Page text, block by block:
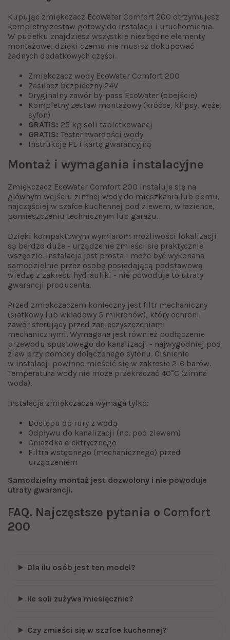
Kupując zmiękczacz EcoWater Comfort 200 otrzymujesz
kompletny zestaw gotowy do instalacji i uruchomienia.
W pudełku znajdziesz wszystkie niezbędne elementy
montażowe, dzięki czemu nie musisz dokupować
żadnych dodatkowych części.
Zmiękczacz wody EcoWater Comfort 200
Zasilacz bezpieczny 24V
Oryginalny zawór by-pass EcoWater (obejście)
Kompletny zestaw montażowy (króćce, klipsy, węże,
syfon)
GRATIS: 25 kg soli tabletkowanej
GRATIS: Tester twardości wody
Instrukcję PL i kartę gwarancyjną
Montaż i wymagania instalacyjne
Zmiękczacz EcoWater Comfort 200 instaluje się na
głównym wejściu zimnej wody do mieszkania lub domu,
najczęściej w szafce kuchennej pod zlewem, w łazience,
pomieszczeniu technicznym lub garażu.
Dzięki kompaktowym wymiarom możliwości lokalizacji
są bardzo duże - urządzenie zmieści się praktycznie
wszędzie. Instalacja jest prosta i może być wykonana
samodzielnie przez osobę posiadającą podstawową
wiedzę z zakresu hydrauliki - nie powoduje to utraty
gwarancji producenta.
Przed zmiękczaczem konieczny jest filtr mechaniczny
(siatkowy lub wkładowy 5 mikronów), który ochroni
zawór sterujący przed zanieczyszczeniami
mechanicznymi. Wymagane jest również podłączenie
przewodu spustowego do kanalizacji - najwygodniej pod
zlew przy pomocy dołączonego syfonu. Ciśnienie
w instalacji powinno mieścić się w zakresie 2-6 barów.
Temperatura wody nie może przekraczać 40°C (zimna
woda).
Instalacja zmiękczacza wymaga tylko:
Dostępu do rury z wodą
Odpływu do kanalizacji (np. pod zlewem)
Gniazdka elektrycznego
Filtra wstępnego (mechanicznego) przed
urządzeniem
Samodzielny montaż jest dozwolony i nie powoduje
utraty gwarancji.
FAQ. Najczęstsze pytania o Comfort
200
Dla ilu osób jest ten model?
Ile soli zużywa miesięcznie?
Czy zmieści się w szafce kuchennej?